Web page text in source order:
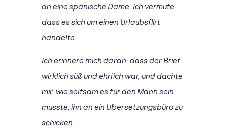
an eine spanische Dame. Ich vermute,
dass es sich um einen Urlaubsflirt
handelte.
Ich erinnere mich daran, dass der Brief
wirklich süß und ehrlich war, und dachte
mir, wie seltsam es für den Mann sein
musste, ihn an ein Übersetzungsbüro zu
schicken.